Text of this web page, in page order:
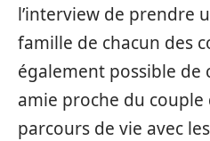
l’interview de prendre
famille de chacun des
également possible de
amie proche du
parcours de vie avec